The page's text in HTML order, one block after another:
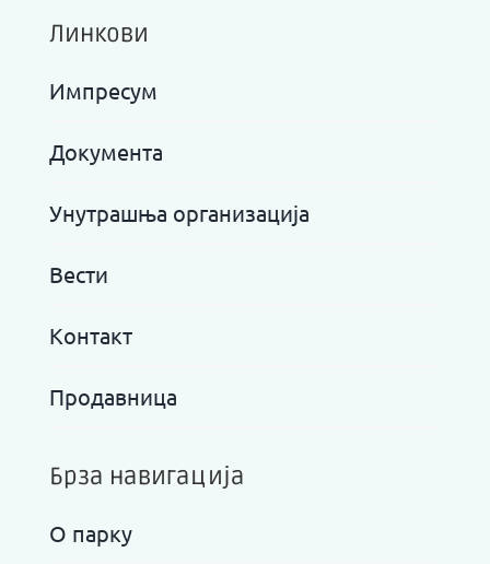
Линкови
Импресум
Документа
Унутрашња организација
Вести
Контакт
Продавница
Брза навигација
О парку